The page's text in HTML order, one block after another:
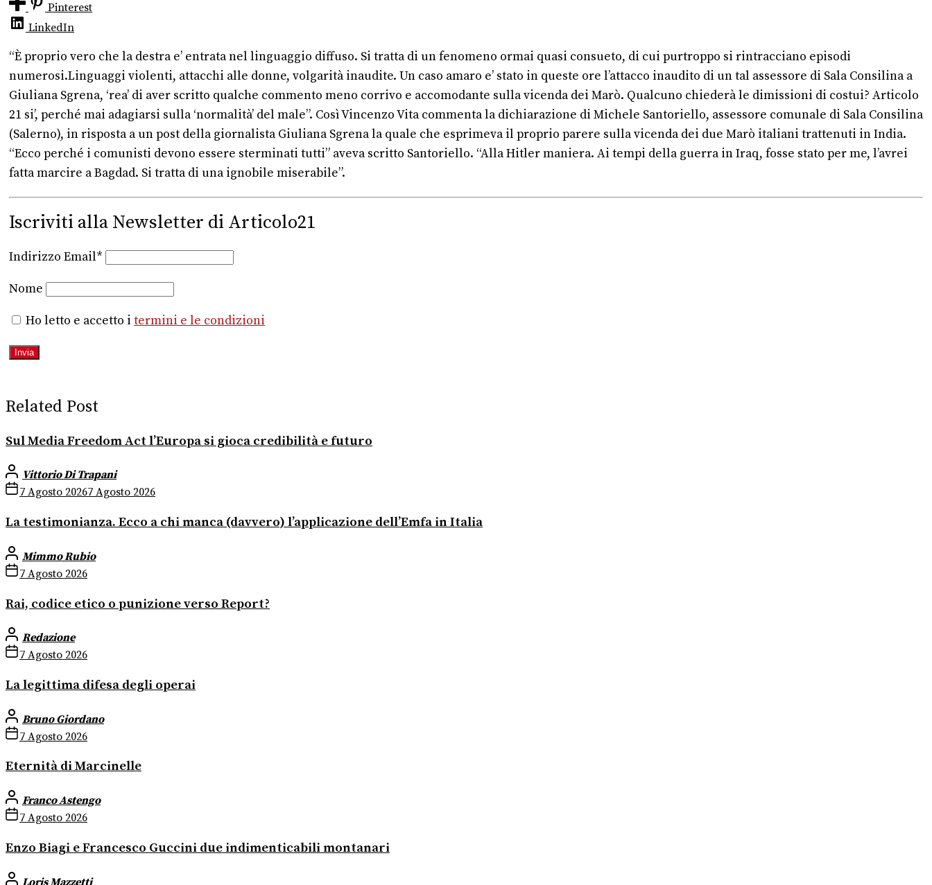
Pinterest
LinkedIn
“È proprio vero che la destra e’ entrata nel linguaggio diffuso. Si tratta di un fenomeno ormai quasi consueto, di cui purtroppo si rintracciano episodi
numerosi.Linguaggi violenti, attacchi alle donne, volgarità inaudite. Un caso amaro e’ stato in queste ore l’attacco inaudito di un tal assessore di Sala Consilina a
Giuliana Sgrena, ‘rea’ di aver scritto qualche commento meno corrivo e accomodante sulla vicenda dei Marò. Qualcuno chiederà le dimissioni di costui? Articolo
21 si’, perché mai adagiarsi sulla ‘normalità’ del male”. Così Vincenzo Vita commenta la dichiarazione di Michele Santoriello, assessore comunale di Sala Consilina
(Salerno), in risposta a un post della giornalista Giuliana Sgrena la quale che esprimeva il proprio parere sulla vicenda dei due Marò italiani trattenuti in India.
“Ecco perché i comunisti devono essere sterminati tutti” aveva scritto Santoriello. “Alla Hitler maniera. Ai tempi della guerra in Iraq, fosse stato per me, l’avrei
fatta marcire a Bagdad. Si tratta di una ignobile miserabile”.
Iscriviti alla Newsletter di Articolo21
Indirizzo Email*
Nome
Ho letto e accetto i termini e le condizioni
Related Post
Sul Media Freedom Act l’Europa si gioca credibilità e futuro
Vittorio Di Trapani
7 Agosto 20267 Agosto 2026
La testimonianza. Ecco a chi manca (davvero) l’applicazione dell’Emfa in Italia
Mimmo Rubio
7 Agosto 2026
Rai, codice etico o punizione verso Report?
Redazione
7 Agosto 2026
La legittima difesa degli operai
Bruno Giordano
7 Agosto 2026
Eternità di Marcinelle
Franco Astengo
7 Agosto 2026
Enzo Biagi e Francesco Guccini due indimenticabili montanari
Loris Mazzetti